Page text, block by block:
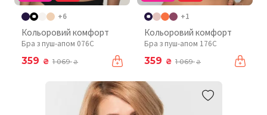
+6
Кольоровий комфорт
Бра з пуш-апом 076C
359 ₴ 1 069₴
+1
Кольоровий комфорт
Бра з пуш-апом 176C
359 ₴ 1 069₴